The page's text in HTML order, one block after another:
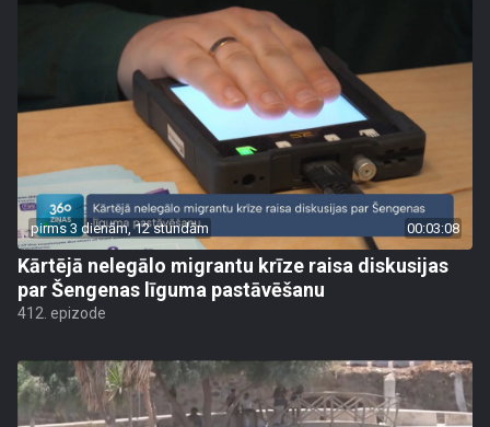
pirms 3 dienām, 12 stundām 00:03:08
Kārtējā nelegālo migrantu krīze raisa diskusijas
par Šengenas līguma pastāvēšanu
412. epizode